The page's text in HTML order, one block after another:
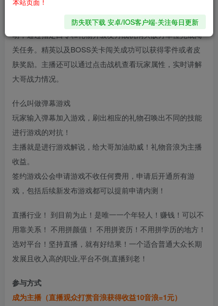
多名用户生成多个战机，玩家可以通过【去左】/【去中】/
【去右】改变战机攻击方向，在直播间小玩法画面中同屏互
动，通过指定口令和礼物升级友方战机消灭敌方单位完成闯
关任务。精英以及BOSS关卡闯关成功可以获得零件或者皮
肤奖励。主播还可以通过点击战机查看玩家属性，实时讲解
大哥战力情况。
什么叫做弹幕游戏
玩家输入弹幕加入游戏，刷出相应的礼物召唤出不同的技能
进行游戏的对抗！
主播就是进行游戏解说，给大哥加油助威！礼物音浪为主播
收益。
签约游戏公会申请游戏不收任何费用，申请后开通所有游
戏，包括后续新发布游戏都可以提前申请内测！
直播行业！ 到目前为止！是唯一一个年轻人！赚钱！可以不
用靠关系！ 不用拼颜值！ 不用拼资历！不用拼学历的地方！
选对平台！坚持直播，就有好结果！一个适合普通大众长期
发展且收入高的职业,平台不倒,直播到老！
参与方式
成为主播（直播观众打赏音浪获得收益10音浪=1元）
防失联下载 安卓/IOS客户端-关注每日更新